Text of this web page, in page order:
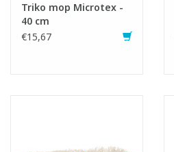
Triko mop Microtex -
40 cm
€15,67